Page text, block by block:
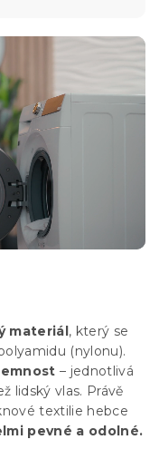
materiál , který se
(nylonu).
– jednotlivá
lidský vlas. Právě
textilie hebce
pevné a odolné.